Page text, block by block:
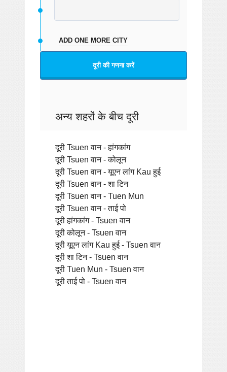
ADD ONE MORE CITY
दूरी की गणना करें
अन्य शहरों के बीच दूरी
दूरी Tsuen वान - हांगकांग
दूरी Tsuen वान - कोलून
दूरी Tsuen वान - यूएन लांग Kau हुई
दूरी Tsuen वान - शा टिन
दूरी Tsuen वान - Tuen Mun
दूरी Tsuen वान - ताई पो
दूरी हांगकांग - Tsuen वान
दूरी कोलून - Tsuen वान
दूरी यूएन लांग Kau हुई - Tsuen वान
दूरी शा टिन - Tsuen वान
दूरी Tuen Mun - Tsuen वान
दूरी ताई पो - Tsuen वान